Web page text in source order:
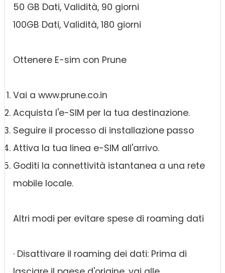
50 GB Dati, Validità, 90 giorni
100GB Dati, Validità, 180 giorni
Ottenere E-sim con Prune
Vai a www.prune.co.in
Acquista l'e-SIM per la tua destinazione.
Seguire il processo di installazione passo
Attiva la tua linea e-SIM all'arrivo.
Goditi la connettività istantanea a una rete
mobile locale.
Altri modi per evitare spese di roaming dati
· Disattivare il roaming dei dati: Prima di